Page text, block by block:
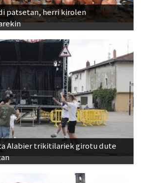
patsetan, herri kirolen
Alabier trikitilariek girotu dute